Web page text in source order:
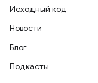
Исходный код
Новости
Блог
Подкасты